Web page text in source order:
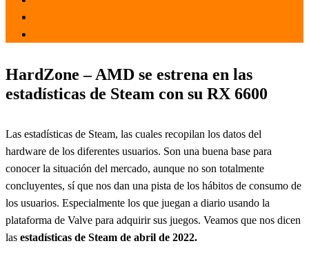
HardZone – AMD se estrena en las
estadísticas de Steam con su RX 6600
Las estadísticas de Steam, las cuales recopilan los datos del
hardware de los diferentes usuarios. Son una buena base para
conocer la situación del mercado, aunque no son totalmente
concluyentes, sí que nos dan una pista de los hábitos de consumo de
los usuarios. Especialmente los que juegan a diario usando la
plataforma de Valve para adquirir sus juegos. Veamos que nos dicen
las estadísticas de Steam de abril de 2022.